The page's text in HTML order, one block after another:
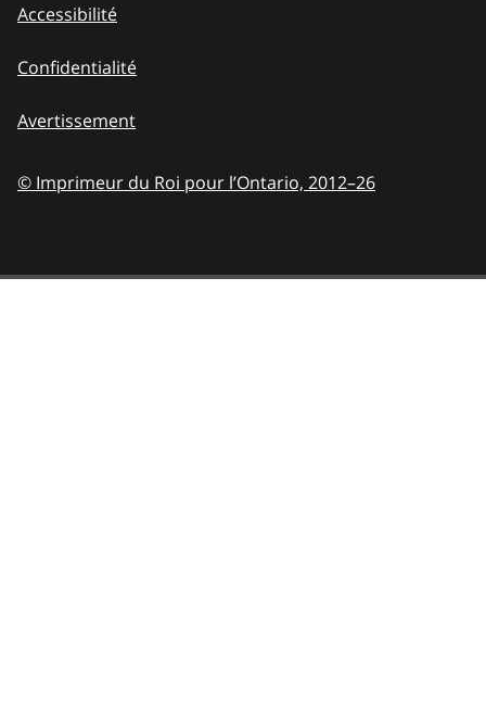
Accessibilité
Confidentialité
Avertissement
© Imprimeur du Roi pour l’Ontario, 2012–26